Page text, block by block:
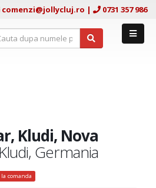
comenzi@jollycluj.ro | 0731 357 986
Kludi, Nova
Kludi, Germania
la comanda